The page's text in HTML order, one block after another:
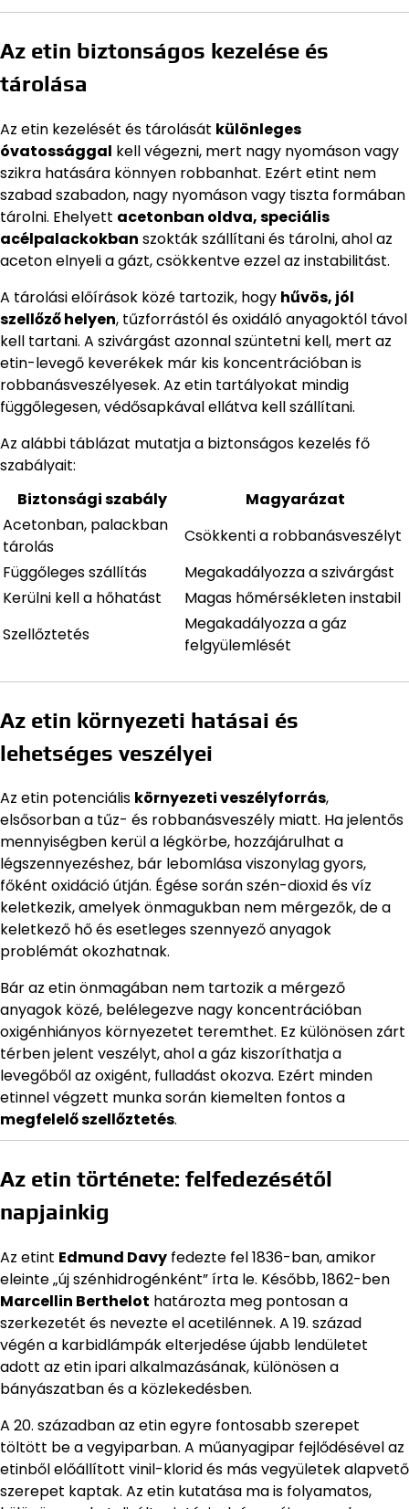
Az etin biztonságos kezelése és
tárolása
Az etin kezelését és tárolását különleges
óvatossággal kell végezni, mert nagy nyomáson vagy
szikra hatására könnyen robbanhat. Ezért etint nem
szabad szabadon, nagy nyomáson vagy tiszta formában
tárolni. Ehelyett acetonban oldva, speciális
acélpalackokban szokták szállítani és tárolni, ahol az
aceton elnyeli a gázt, csökkentve ezzel az instabilitást.
A tárolási előírások közé tartozik, hogy hűvös, jól
szellőző helyen, tűzforrástól és oxidáló anyagoktól távol
kell tartani. A szivárgást azonnal szüntetni kell, mert az
etin-levegő keverékek már kis koncentrációban is
robbanásveszélyesek. Az etin tartályokat mindig
függőlegesen, védősapkával ellátva kell szállítani.
Az alábbi táblázat mutatja a biztonságos kezelés fő
szabályait:
Biztonsági szabály
Magyarázat
Acetonban, palackban
tárolás
Csökkenti a robbanásveszélyt
Függőleges szállítás
Megakadályozza a szivárgást
Kerülni kell a hőhatást
Magas hőmérsékleten instabil
Szellőztetés
Megakadályozza a gáz
felgyülemlését
Az etin környezeti hatásai és
lehetséges veszélyei
Az etin potenciális környezeti veszélyforrás,
elsősorban a tűz- és robbanásveszély miatt. Ha jelentős
mennyiségben kerül a légkörbe, hozzájárulhat a
légszennyezéshez, bár lebomlása viszonylag gyors,
főként oxidáció útján. Égése során szén-dioxid és víz
keletkezik, amelyek önmagukban nem mérgezők, de a
keletkező hő és esetleges szennyező anyagok
problémát okozhatnak.
Bár az etin önmagában nem tartozik a mérgező
anyagok közé, belélegezve nagy koncentrációban
oxigénhiányos környezetet teremthet. Ez különösen zárt
térben jelent veszélyt, ahol a gáz kiszoríthatja a
levegőből az oxigént, fulladást okozva. Ezért minden
etinnel végzett munka során kiemelten fontos a
megfelelő szellőztetés.
Az etin története: felfedezésétől
napjainkig
Az etint Edmund Davy fedezte fel 1836-ban, amikor
eleinte „új szénhidrogénként” írta le. Később, 1862-ben
Marcellin Berthelot határozta meg pontosan a
szerkezetét és nevezte el acetilénnek. A 19. század
végén a karbidlámpák elterjedése újabb lendületet
adott az etin ipari alkalmazásának, különösen a
bányászatban és a közlekedésben.
A 20. században az etin egyre fontosabb szerepet
töltött be a vegyiparban. A műanyagipar fejlődésével az
etinből előállított vinil-klorid és más vegyületek alapvető
szerepet kaptak. Az etin kutatása ma is folyamatos,